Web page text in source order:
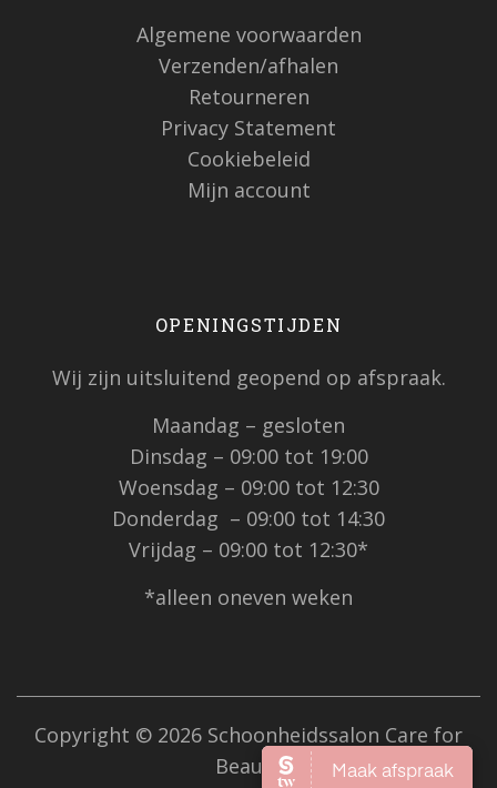
Algemene voorwaarden
Verzenden/afhalen
Retourneren
Privacy Statement
Cookiebeleid
Mijn account
OPENINGSTIJDEN
Wij zijn uitsluitend geopend op afspraak.
Maandag – gesloten
Dinsdag – 09:00 tot 19:00
Woensdag – 09:00 tot 12:30
Donderdag – 09:00 tot 14:30
Vrijdag – 09:00 tot 12:30*
*alleen oneven weken
Copyright © 2026 Schoonheidssalon Care for
Beauty